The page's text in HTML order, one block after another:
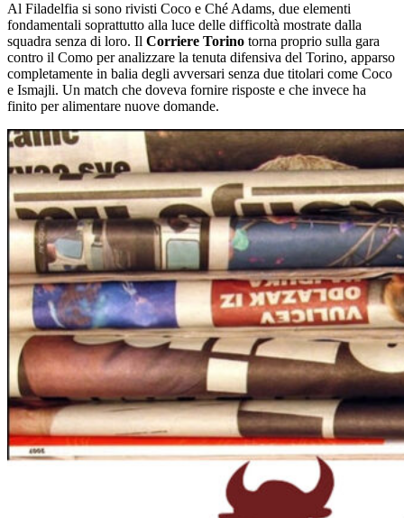
Al Filadelfia si sono rivisti Coco e Ché Adams, due elementi
fondamentali soprattutto alla luce delle difficoltà mostrate dalla
squadra senza di loro. Il Corriere Torino torna proprio sulla gara
contro il Como per analizzare la tenuta difensiva del Torino, apparso
completamente in balia degli avversari senza due titolari come Coco
e Ismajli. Un match che doveva fornire risposte e che invece ha
finito per alimentare nuove domande.